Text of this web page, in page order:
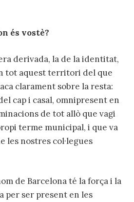
és vostè?
derivada, la de la identitat,
tot aquest territori del que
clarament sobre la resta:
cap i casal, omnipresent en
de tot allò que vagi
terme municipal, i que va
les nostres col·legues
de Barcelona té la força i la
per ser present en les